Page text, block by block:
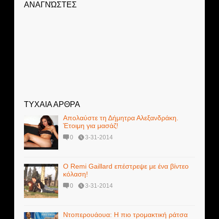
ΑΝΑΓΝΏΣΤΕΣ
ΤΥΧΑΙΑ ΑΡΘΡΑ
Απολαύστε τη Δήμητρα Αλεξανδράκη.
Έτοιμη για μασάζ!
0 3-31-2014
Ο Remi Gaillard επέστρεψε με ένα βίντεο
κόλαση!
0 3-31-2014
Ντοπερουάουα: Η πιο τρομακτική ράτσα